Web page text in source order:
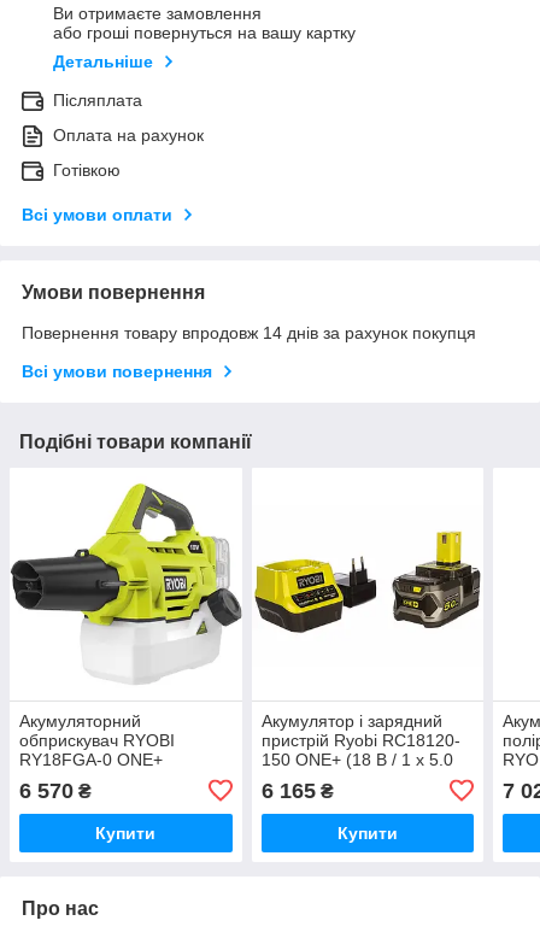
Ви отримаєте замовлення
або гроші повернуться на вашу картку
Детальніше
Післяплата
Оплата на рахунок
Готівкою
Всі умови оплати
Умови повернення
Повернення товару впродовж 14 днів за рахунок покупця
Всі умови повернення
Подібні товари компанії
Акумуляторний
обприскувач RYOBI
RY18FGA-0 ONE+
6 570 ₴
Купити
Акумулятор і зарядний
пристрій Ryobi RC18120-
150 ONE+ (18 В / 1 х 5.0
6 165₴
Купити
7
Про нас